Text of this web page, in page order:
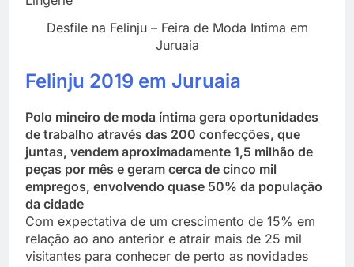
Desfile na Felinju – Feira de Moda Intima em
Juruaia
Felinju 2019 em Juruaia
Polo mineiro de moda íntima gera oportunidades
de trabalho através das 200 confecções, que
juntas, vendem aproximadamente 1,5 milhão de
peças por mês e geram cerca de cinco mil
empregos, envolvendo quase 50% da população
da cidade
Com expectativa de um crescimento de 15% em
relação ao ano anterior e atrair mais de 25 mil
visitantes para conhecer de perto as novidades